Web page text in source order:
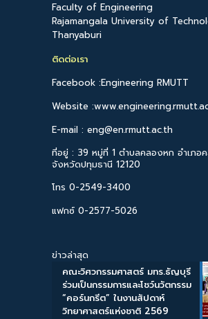
Faculty of Engineering
Rajamangala University of
Thanyaburi
ติดต่อเรา
Facebook :Engineering RMUTT
Website
E-mail : eng@en.rmutt.ac.th
ที่อยู่ : 39 หมู่ที่ 1 ตำบลคลองหก อำเภอ
จังหวัดปทุมธานี 12120
โทร 0-2549-3400
แฟกซ์ 0-2577-5026
ข่าวล่าสุด
คณะวิศวกรรมศาสตร์ มทร.ธัญบุรี
ร่วมเป็นกรรมการและโชว์นวัตกรรม
“คอร์นกรีต” ในงานสัปดาห์
วิทยาศาสตร์แห่งชาติ 2569